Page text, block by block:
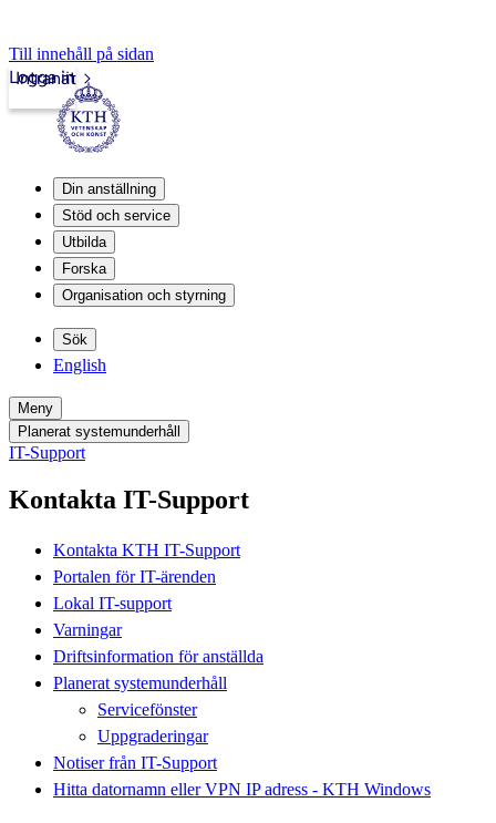
Till innehåll på sidan
Intranät
Logga in
Din anställning
Stöd och service
Utbilda
Forska
Organisation och styrning
Sök
English
Meny
Planerat systemunderhåll
IT-Support
Kontakta IT-Support
Kontakta KTH IT-Support
Portalen för IT-ärenden
Lokal IT-support
Varningar
Driftsinformation för anställda
Planerat systemunderhåll
Servicefönster
Uppgraderingar
Notiser från IT-Support
Hitta datornamn eller VPN IP adress - KTH Windows